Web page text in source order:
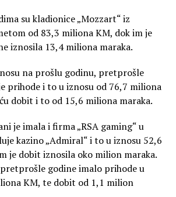
su kladionice „Mozzart“ iz
od 83,3 miliona KM, dok im je
iznosila 13,4 miliona maraka.
na prošlu godinu, pretprošle
prihode i to u iznosu od 76,7 miliona
dobit i to od 15,6 miliona maraka.
je imala i firma „RSA gaming“ u
kazino „Admiral“ i to u iznosu 52,6
je dobit iznosila oko milion maraka.
godine imalo prihode u
KM, te dobit od 1,1 milion